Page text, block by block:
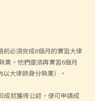
必須完成6個月的實習大律
，他們還須再實習6個月
以大律師身分執業）。
成就獲得公認，便可申請成